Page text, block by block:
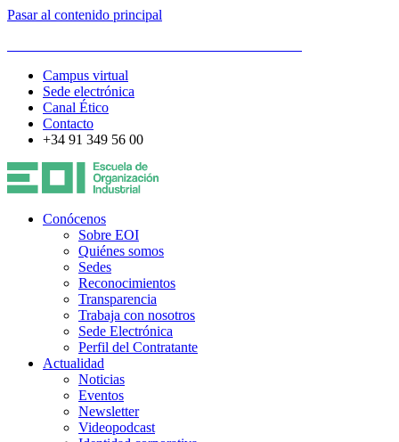
Pasar al contenido principal
Campus virtual
Sede electrónica
Canal Ético
Contacto
+34 91 349 56 00
Conócenos
Sobre EOI
Quiénes somos
Sedes
Reconocimientos
Transparencia
Trabaja con nosotros
Sede Electrónica
Perfil del Contratante
Actualidad
Noticias
Eventos
Newsletter
Videopodcast